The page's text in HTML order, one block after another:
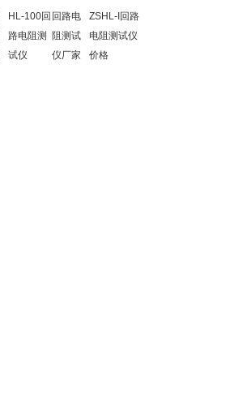
HL-100回
路电阻测
试仪
回路电
阻测试
仪厂家
ZSHL-I回路
电阻测试仪
价格